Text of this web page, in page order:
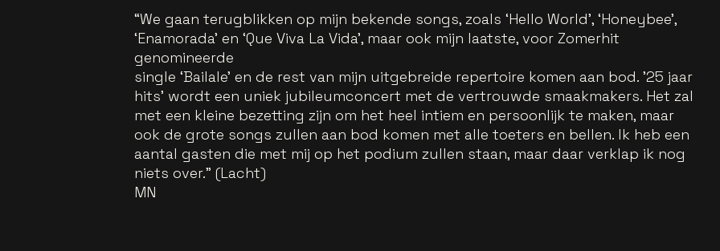
“We gaan terugblikken op mijn bekende songs, zoals ‘Hello World’, ‘Honeybee’,
‘Enamorada’ en ‘Que Viva La Vida’, maar ook mijn laatste, voor Zomerhit
genomineerde
single ‘Bailale’ en de rest van mijn uitgebreide repertoire komen aan bod. ’25 jaar
hits’ wordt een uniek jubileumconcert met de vertrouwde smaakmakers. Het zal
met een kleine bezetting zijn om het heel intiem en persoonlijk te maken, maar
ook de grote songs zullen aan bod komen met alle toeters en bellen. Ik heb een
aantal gasten die met mij op het podium zullen staan, maar daar verklap ik nog
niets over.” (Lacht)
MN